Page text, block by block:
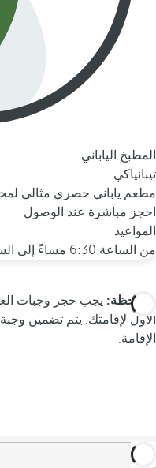
المطبخ الياباني
تيبانياكي
مطعم ياباني حصري مثالي
احجز مباشرة عند الوصول
المواعيد
من الساعة 6:30 مساءً إلى الساعة 10:00 مساءً
*ملاحظة: يجب حجز وجبات
الأول لإقامتك. يتم تضمين
الإقامة.